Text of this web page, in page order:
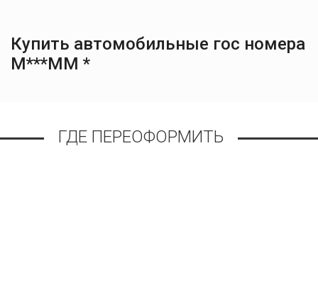
Купить автомобильные гос номера
М***ММ *
ГДЕ ПЕРЕОФОРМИТЬ